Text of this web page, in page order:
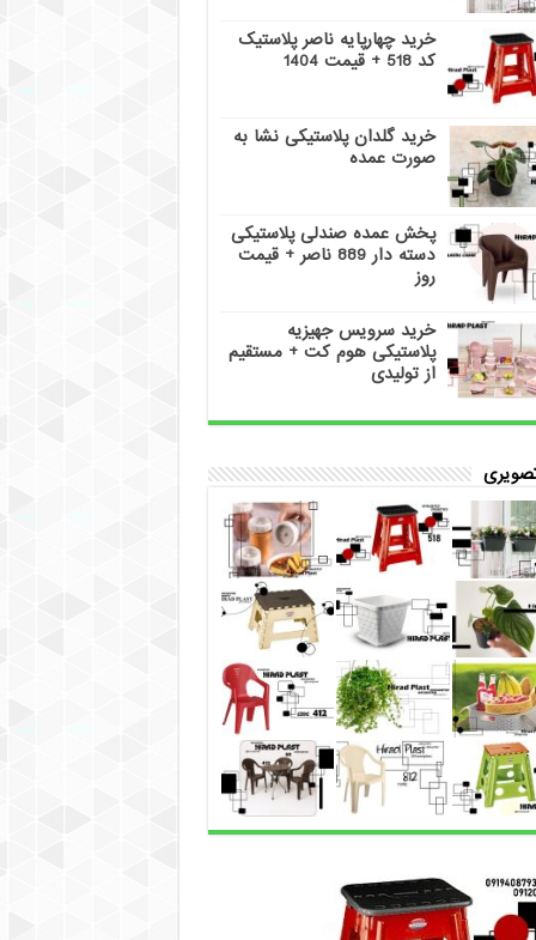
خرید چهارپایه ناصر پلاستیک
کد 518 + قیمت 1404
خرید گلدان پلاستیکی نشا به
صورت عمده
پخش عمده صندلی پلاستیکی
دسته دار 889 ناصر + قیمت
روز
خرید سرویس جهیزیه
پلاستیکی هوم کت + مستقیم
از تولیدی